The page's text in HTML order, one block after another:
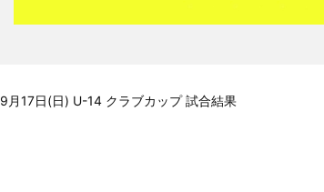
9月17日(日) U-14 クラブカップ 試合結果